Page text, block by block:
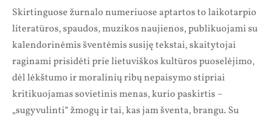
Skirtinguose žurnalo numeriuose aptartos to laikotarpio
literatūros, spaudos, muzikos naujienos, publikuojami su
kalendorinėmis šventėmis susiję tekstai, skaitytojai
raginami prisidėti prie lietuviškos kultūros puoselėjimo,
dėl lėkštumo ir moralinių ribų nepaisymo stipriai
kritikuojamas sovietinis menas, kurio paskirtis –
„sugyvulinti“ žmogų ir tai, kas jam šventa, brangu. Su